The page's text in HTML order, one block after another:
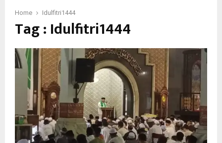
Home Idulfitri1444
Tag : Idulfitri1444